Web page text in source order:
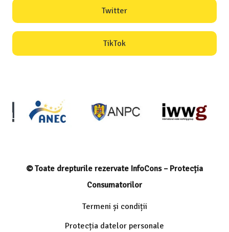
Twitter
TikTok
© Toate drepturile rezervate InfoCons – Protecția
Consumatorilor
Termeni și condiții
Protecția datelor personale